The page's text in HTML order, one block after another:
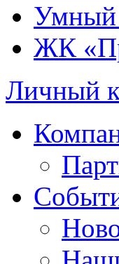
Умный
ЖК
Личный